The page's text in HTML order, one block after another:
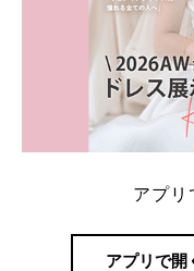
アプリ
アプリで開